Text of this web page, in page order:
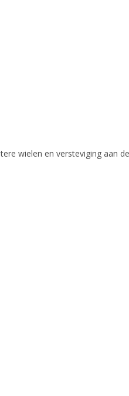
wielen en versteviging aan